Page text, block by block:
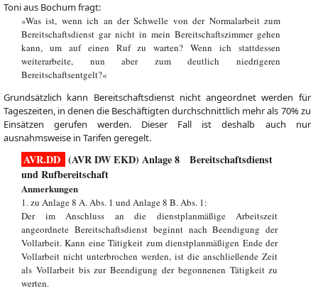
Toni aus Bochum fragt:
»Was ist, wenn ich an der Schwelle von der Normalarbeit zum
Bereitschaftsdienst gar nicht in mein Bereitschaftszimmer gehen
kann, um auf einen Ruf zu warten? Wenn ich stattdessen
weiterarbeite, nun aber zum deutlich niedrigeren
Bereitschaftsentgelt?«
Grundsätzlich kann Bereitschaftsdienst nicht angeordnet werden für
Tageszeiten, in denen die Beschäftigten durchschnittlich mehr als 70% zu
Einsätzen gerufen werden. Dieser Fall ist deshalb auch nur
ausnahmsweise in Tarifen geregelt.
AVR.DD (AVR DW EKD) Anlage 8 Bereitschaftsdienst
und Rufbereitschaft
Anmerkungen
1. zu Anlage 8 A. Abs. 1 und Anlage 8 B. Abs. 1:
Der im Anschluss an die dienstplanmäßige Arbeitszeit
angeordnete Bereitschaftsdienst beginnt nach Beendigung der
Vollarbeit. Kann eine Tätigkeit zum dienstplanmäßigen Ende der
Vollarbeit nicht unterbrochen werden, ist die anschließende Zeit
als Vollarbeit bis zur Beendigung der begonnenen Tätigkeit zu
werten.